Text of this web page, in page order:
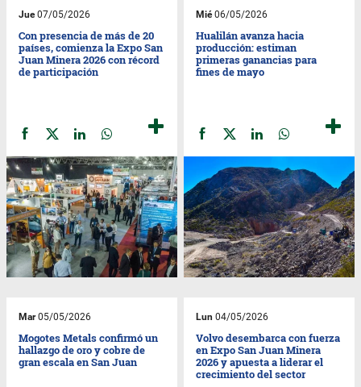
Jue07/05/2026
Con presencia de más de 20
países, comienza la Expo San
Juan Minera 2026 con récord
de participación
Mié06/05/2026
Hualilán avanza hacia
producción: estiman
primeras ganancias para
fines de mayo
Mar05/05/2026
Mogotes Metals confirmó un
hallazgo de oro y cobre de
gran escala en San Juan
Lun 04/05/2026
Volvo desembarca con fuerza
en Expo San Juan Minera
2026 y apuesta a liderar el
crecimiento del sector